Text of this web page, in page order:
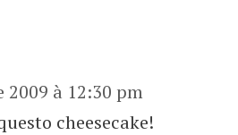
2009 à 12:30 pm
cheesecake!